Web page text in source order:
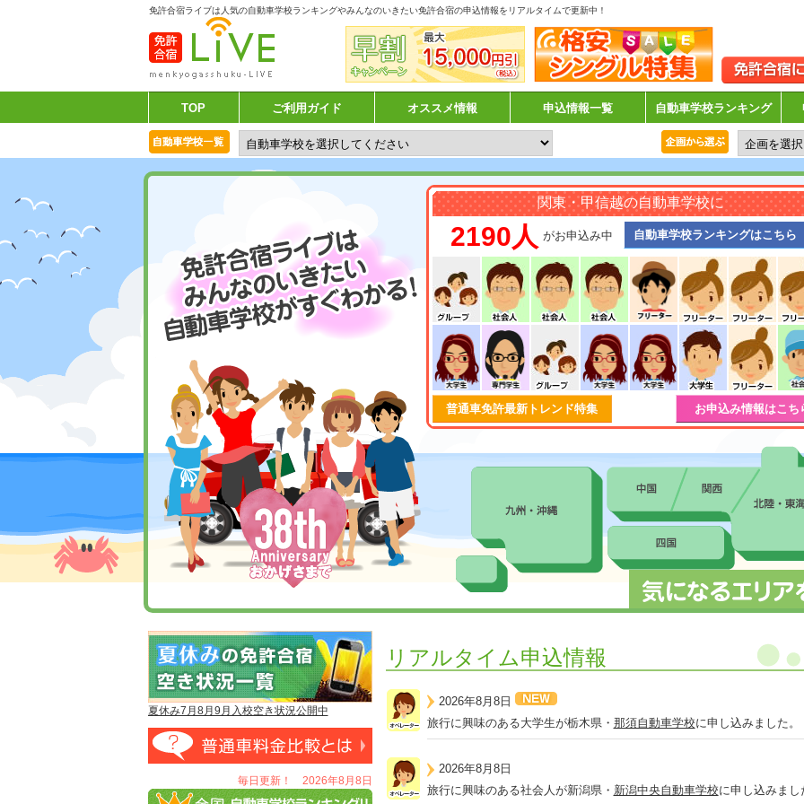
免許合宿ライブは人気の自動車学校ランキングやみんなのいきたい免許合宿の申込情報をリアルタイムで更新中！
TOP ご利用ガイド オススメ情報 申込情報一覧 自動車学校ランキング
関東・甲信越の自動車学校に
2190人 がお申込み中 自動車学校ランキングはこちら
普通車免許最新トレンド特集 お申込み情報はこち
夏休み7月8月9月入校空き状況公開中
毎日更新！ 2026年8月8日
リアルタイム申込情報
2026年8月8日
旅行に興味のある大学生が栃木県・ 那須自動車学校に申し込みました。
2026年8月8日
旅行に興味のある社会人が新潟県・ 新潟中央自動車学校に申し込みまし